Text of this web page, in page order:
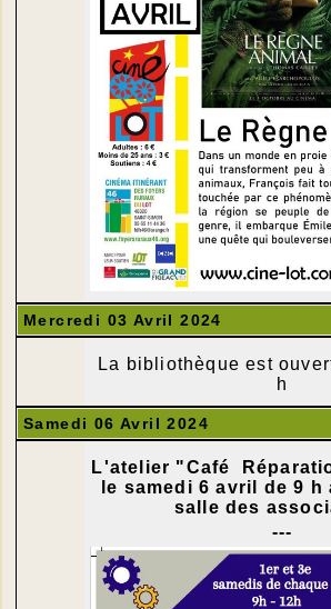
Mercredi 03 Avril 2024
La bibliothèque est
h
Samedi 06 Avril 2024
L'atelier "Café
le samedi 6 avril de 9 h
salle des
---